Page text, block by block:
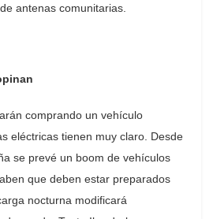
antenas comunitarias.
comprando un vehículo
eléctricas tienen muy claro. Desde
se prevé un boom de vehículos
que deben estar preparados
nocturna modificará